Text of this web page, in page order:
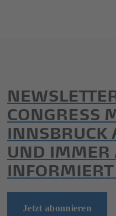
CONGRESS
INNSBRUCK
UND IMMER
Jetzt abonnieren